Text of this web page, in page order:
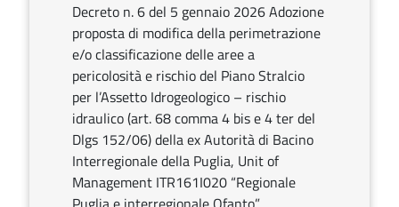
Decreto n. 6 del 5 gennaio 2026 Adozione
proposta di modifica della perimetrazione
e/o classificazione delle aree a
pericolosità e rischio del Piano Stralcio
per l’Assetto Idrogeologico – rischio
idraulico (art. 68 comma 4 bis e 4 ter del
Dlgs 152/06) della ex Autorità di Bacino
Interregionale della Puglia, Unit of
Management ITR161I020 “Regionale